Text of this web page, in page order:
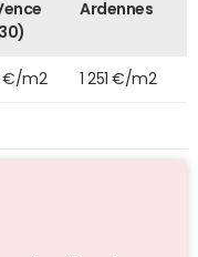
Ardennes
€/m2 1 251 €/m2